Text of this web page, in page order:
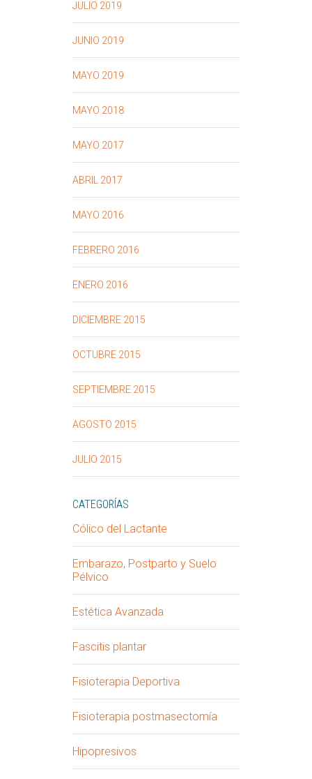
JULIO 2019
JUNIO 2019
MAYO 2019
MAYO 2018
MAYO 2017
ABRIL 2017
MAYO 2016
FEBRERO 2016
ENERO 2016
DICIEMBRE 2015
OCTUBRE 2015
SEPTIEMBRE 2015
AGOSTO 2015
JULIO 2015
CATEGORÍAS
Cólico del Lactante
Embarazo, Postparto y Suelo
Pélvico
Estética Avanzada
Fascitis plantar
Fisioterapia Deportiva
Fisioterapia postmasectomía
Hipopresivos